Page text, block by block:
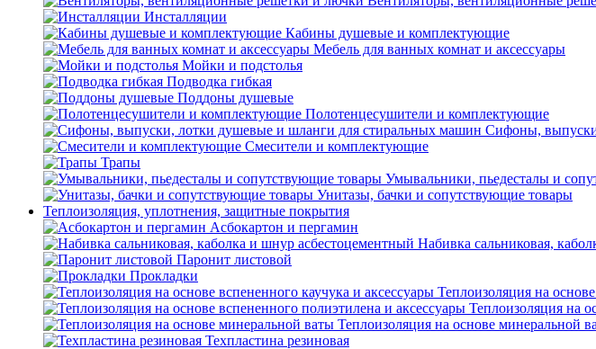
Инсталляции
Кабины душевые и комплектующие
Мебель для ванных комнат и аксессуары
Мойки и подстолья
Подводка гибкая
Поддоны душевые
Полотенцесушители и комплектующие
Сифоны,
Смесители и комплектующие
Трапы
Умывальники, пьедесталы и
Унитазы, бачки и сопутствующие товары
Теплоизоляция, уплотнения, защитные покрытия
Асбокартон и пергамин
Набивка сальниковая,
Паронит листовой
Прокладки
Теплоизоляция на
Теплоизоляция на
Теплоизоляция на основе минеральной
Техпластина резиновая